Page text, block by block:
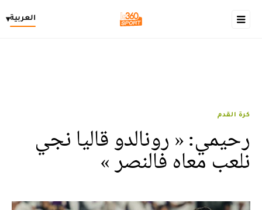
العربية▾
كرة القدم
رحيمي: « رونالدو قاليا نجي
نلعب معاه فالنصر »